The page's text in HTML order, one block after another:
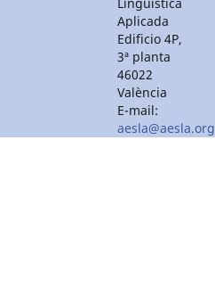
Aplicada
Edificio 4P,
3ª planta
46022
València
E-mail: